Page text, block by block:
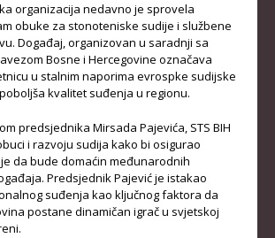
KADETI
KADETKINJE
MLAĐI KADETI
MLAĐE KADETKINJE
NAJMLAĐI KADETI
NAJMLAĐE KADETKINJE
DOKUMENTI
organizacija nedavno je sprovela
obuke za stonoteniske sudije i službene
Događaj, organizovan u saradnji sa
Bosne i Hercegovine označava
u stalnim naporima evrospke sudijske
kvalitet suđenja u regionu.
predsjednika Mirsada Pajevića, STS BIH
i razvoju sudija kako bi osigurao
da bude domaćin međunarodnih
Predsjednik Pajević je istakao
suđenja kao ključnog faktora da
postane dinamičan igrač u svjetskoj